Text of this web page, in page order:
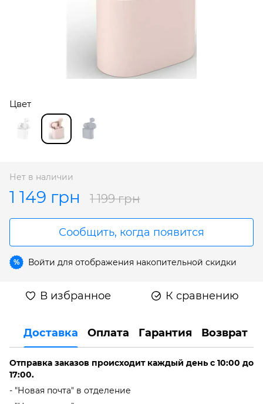
Цвет
Нет в наличии
1 149 грн 1 199 грн
Сообщить, когда появится
% Войти для отображения накопительной скидки
В избранное К сравнению
Доставка Оплата Гарантия Возврат
Отправка заказов происходит каждый день с 10:00 до
17:00.
- "Новая почта" в отделение